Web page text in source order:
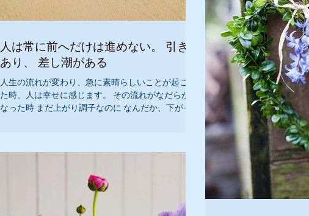
人は常に前へだけは進めない。 引き潮
あり、 差し潮がある
人生の流れが変わり、急に素晴らしいことが起こっ
た時、人は幸せに感じます。 その流れがなだらかに
なった時 まだ上がり調子なのに なんだか、下がった